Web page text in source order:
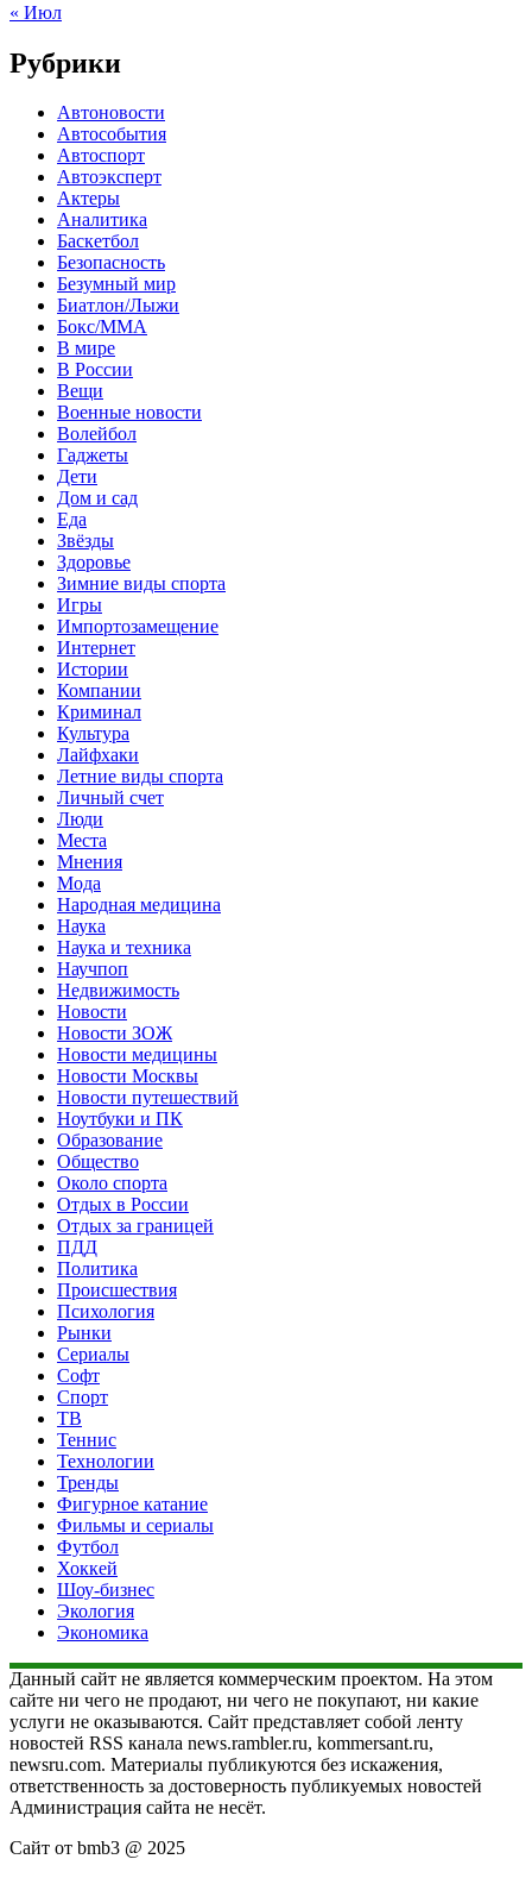
« Июл
Рубрики
Автоновости
Автособытия
Автоспорт
Автоэксперт
Актеры
Аналитика
Баскетбол
Безопасность
Безумный мир
Биатлон/Лыжи
Бокс/MMA
В мире
В России
Вещи
Военные новости
Волейбол
Гаджеты
Дети
Дом и сад
Еда
Звёзды
Здоровье
Зимние виды спорта
Игры
Импортозамещение
Интернет
Истории
Компании
Криминал
Культура
Лайфхаки
Летние виды спорта
Личный счет
Люди
Места
Мнения
Мода
Народная медицина
Наука
Наука и техника
Научпоп
Недвижимость
Новости
Новости ЗОЖ
Новости медицины
Новости Москвы
Новости путешествий
Ноутбуки и ПК
Образование
Общество
Около спорта
Отдых в России
Отдых за границей
ПДД
Политика
Происшествия
Психология
Рынки
Сериалы
Софт
Спорт
ТВ
Теннис
Технологии
Тренды
Фигурное катание
Фильмы и сериалы
Футбол
Хоккей
Шоу-бизнес
Экология
Экономика
Данный сайт не является коммерческим проектом. На этом
сайте ни чего не продают, ни чего не покупают, ни какие
услуги не оказываются. Сайт представляет собой ленту
новостей RSS канала news.rambler.ru, kommersant.ru,
newsru.com. Материалы публикуются без искажения,
ответственность за достоверность публикуемых новостей
Администрация сайта не несёт.
Сайт от bmb3 @ 2025